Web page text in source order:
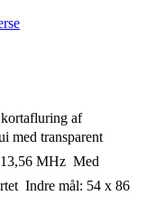
af
med transparent
MHz  Med
 Indre mål: 54 x 86